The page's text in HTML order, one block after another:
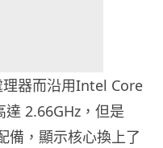
器而沿用Intel Core
2.66GHz，但是
備，顯示核心換上了